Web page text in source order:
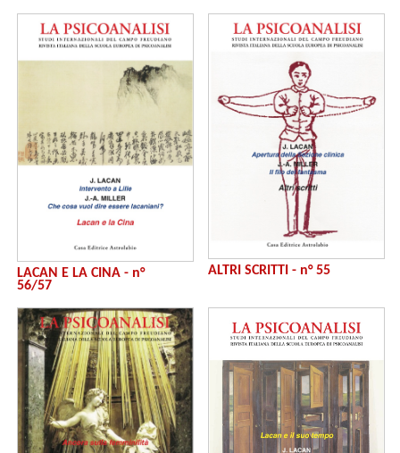
LACAN E LA CINA - n°
56/57
ALTRI SCRITTI - n° 55